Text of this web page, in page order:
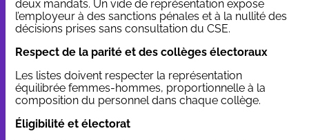
deux mandats. Un vide de représentation expose
l’employeur à des sanctions pénales et à la nullité des
décisions prises sans consultation du CSE.
Respect de la parité et des collèges électoraux
Les listes doivent respecter la représentation
équilibrée femmes-hommes, proportionnelle à la
composition du personnel dans chaque collège.
Éligibilité et électorat